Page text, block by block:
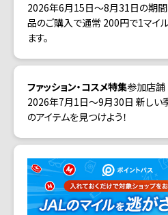
2026年6月15日～8月31日の期間
品のご購入で通常 200円で1マイ
ます。
ファッション・コスメ特集参加店舗
2026年7月1日～9月30日 新しい
のアイテムを見つけよう！